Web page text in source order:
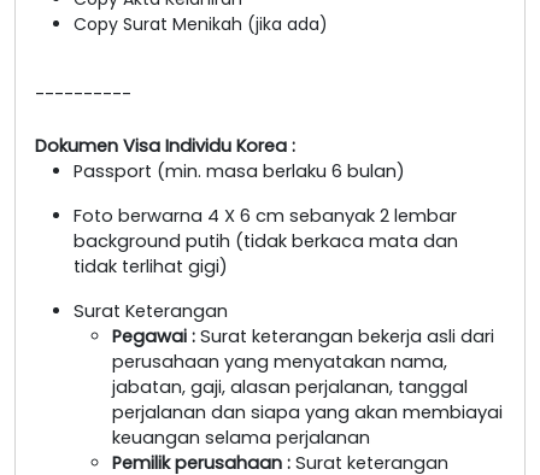
Copy Surat Menikah (jika ada)
----------
Dokumen Visa Individu Korea :
Passport (min. masa berlaku 6 bulan)
Foto berwarna 4 X 6 cm sebanyak 2 lembar
background putih (tidak berkaca mata dan
tidak terlihat gigi)
Surat Keterangan
Pegawai : Surat keterangan bekerja asli dari
perusahaan yang menyatakan nama,
jabatan, gaji, alasan perjalanan, tanggal
perjalanan dan siapa yang akan membiayai
keuangan selama perjalanan
Pemilik perusahaan : Surat keterangan